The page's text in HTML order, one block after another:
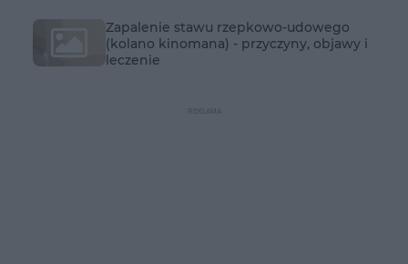
Zapalenie stawu rzepkowo-udowego
(kolano kinomana) - przyczyny, objawy i
leczenie